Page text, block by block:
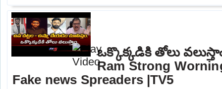
ఒక్కొక్కడికి తోలు
Ram Strong
Fake news Spreaders |TV5